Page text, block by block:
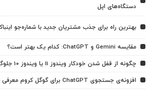
دستگاه‌های اپل
بهترین راه برای جذب مشتریان جدید با شماره‌جو
مقایسه Gemini و ChatGPT: کدام یک بهتر است؟
چگونه از قفل شدن خودکار ویندوز 11 یا ویندوز 10 جلوگیری کنیم؟
افزونه‌ی جستجوی ChatGPT برای گوگل کروم معرفی شد